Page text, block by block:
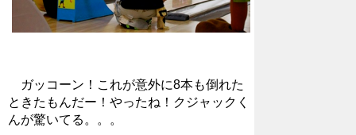
ガッコーン！これが意外に8本も倒れた
ときたもんだー！やったね！クジャックく
んが驚いてる。。。